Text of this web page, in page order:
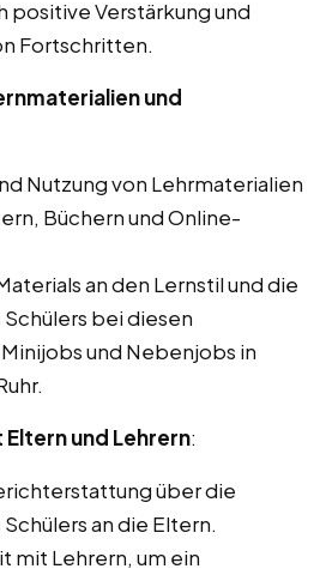
positive Verstärkung und
Fortschritten.
und
Nutzung von Lehrmaterialien
Büchern und Online-
an den Lernstil und die
bei diesen
und Nebenjobs in
und Lehrern:
über die
an die Eltern.
mit Lehrern, um ein